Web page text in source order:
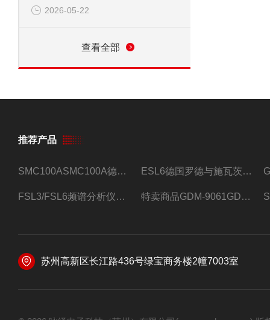
2026-05-22
查看全部
推荐产品
SMC100ASMC100A德国罗德与施瓦茨射频信号源 ESL6德国罗德与施瓦茨预认证EMI接收机
FSL3/FSL6频谱分析仪FSL3/FSL6罗德与施瓦茨 特卖商品GDM-9061GDM-9061台式万用表
苏州高新区长江路436号绿宝商务楼2幢7003室